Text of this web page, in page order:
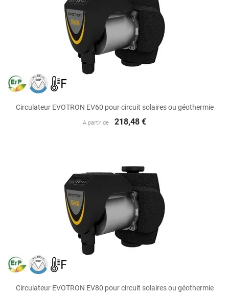
Circulateur EVOTRON EV60 pour circuit solaires ou géothermie
A partir de 218,48 €
Circulateur EVOTRON EV80 pour circuit solaires ou géothermie